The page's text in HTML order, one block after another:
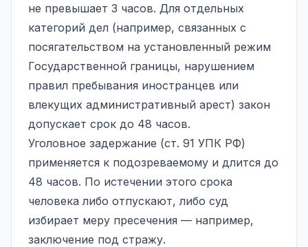
не превышает 3 часов. Для отдельных
категорий дел (например, связанных с
посягательством на установленный режим
Государственной границы, нарушением
правил пребывания иностранцев или
влекущих административный арест) закон
допускает срок до 48 часов.
Уголовное задержание (ст. 91 УПК РФ)
применяется к подозреваемому и длится до
48 часов. По истечении этого срока
человека либо отпускают, либо суд
избирает меру пресечения — например,
заключение под стражу.